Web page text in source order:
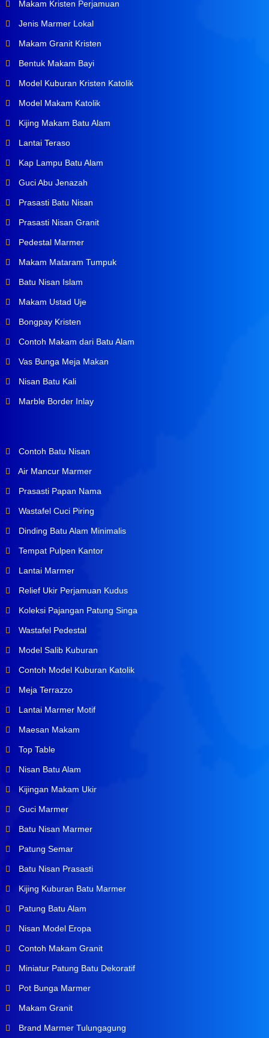
Makam Kristen Perjamuan
Jenis Marmer Lokal
Makam Granit Kristen
Bentuk Makam Bayi
Model Kuburan Kristen Katolik
Model Makam Katolik
Kijing Makam Batu Alam
Lantai Teraso
Kap Lampu Batu Alam
Guci Abu Jenazah
Prasasti Batu Nisan
Prasasti Nisan Granit
Pedestal Marmer
Makam Mataram Tumpuk
Batu Nisan Islam
Makam Ustad Uje
Bongpay Kristen
Contoh Makam dari Batu Alam
Vas Bunga Meja Makan
Nisan Batu Kali
Marble Border Inlay
Contoh Batu Nisan
Air Mancur Marmer
Prasasti Papan Nama
Wastafel Cuci Piring
Dinding Batu Alam Minimalis
Tempat Pulpen Kantor
Lantai Marmer
Relief Ukir Perjamuan Kudus
Koleksi Pajangan Patung Singa
Wastafel Pedestal
Model Salib Kuburan
Contoh Model Kuburan Katolik
Meja Terrazzo
Lantai Marmer Motif
Maesan Makam
Top Table
Nisan Batu Alam
Kijingan Makam Ukir
Guci Marmer
Batu Nisan Marmer
Patung Semar
Batu Nisan Prasasti
Kijing Kuburan Batu Marmer
Patung Batu Alam
Nisan Model Eropa
Contoh Makam Granit
Miniatur Patung Batu Dekoratif
Pot Bunga Marmer
Makam Granit
Brand Marmer Tulungagung